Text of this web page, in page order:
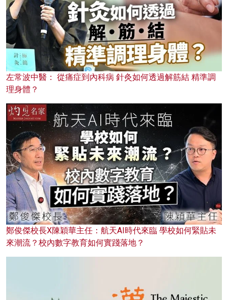
左常波中醫： 從痛症到內科病 針灸如何透過解筋結 精準調
理身體？
鄭俊傑校長X陳穎華主任：航天AI時代來臨 學校如何緊貼未
來潮流？校內數字教育如何實踐落地？